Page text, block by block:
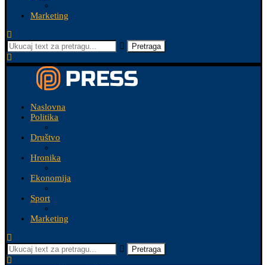
Marketing
Pretraga
Naslovna
Politika
Društvo
Hronika
Ekonomija
Sport
Marketing
Pretraga